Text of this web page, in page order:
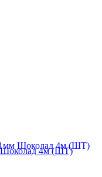
Шоколад 4м (ШТ)